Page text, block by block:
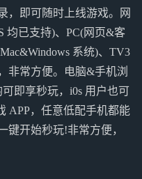
，即可随时上线游戏。网
均已支持)、PC(网页&客
系统)、TV3
非常方便。电脑&手机浏
即享秒玩，i0s 用户也可
APP，任意低配手机都能
键开始秒玩!非常方便，